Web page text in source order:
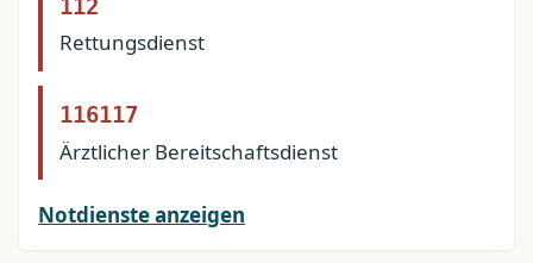
112
Rettungsdienst
116117
Ärztlicher Bereitschaftsdienst
Notdienste anzeigen